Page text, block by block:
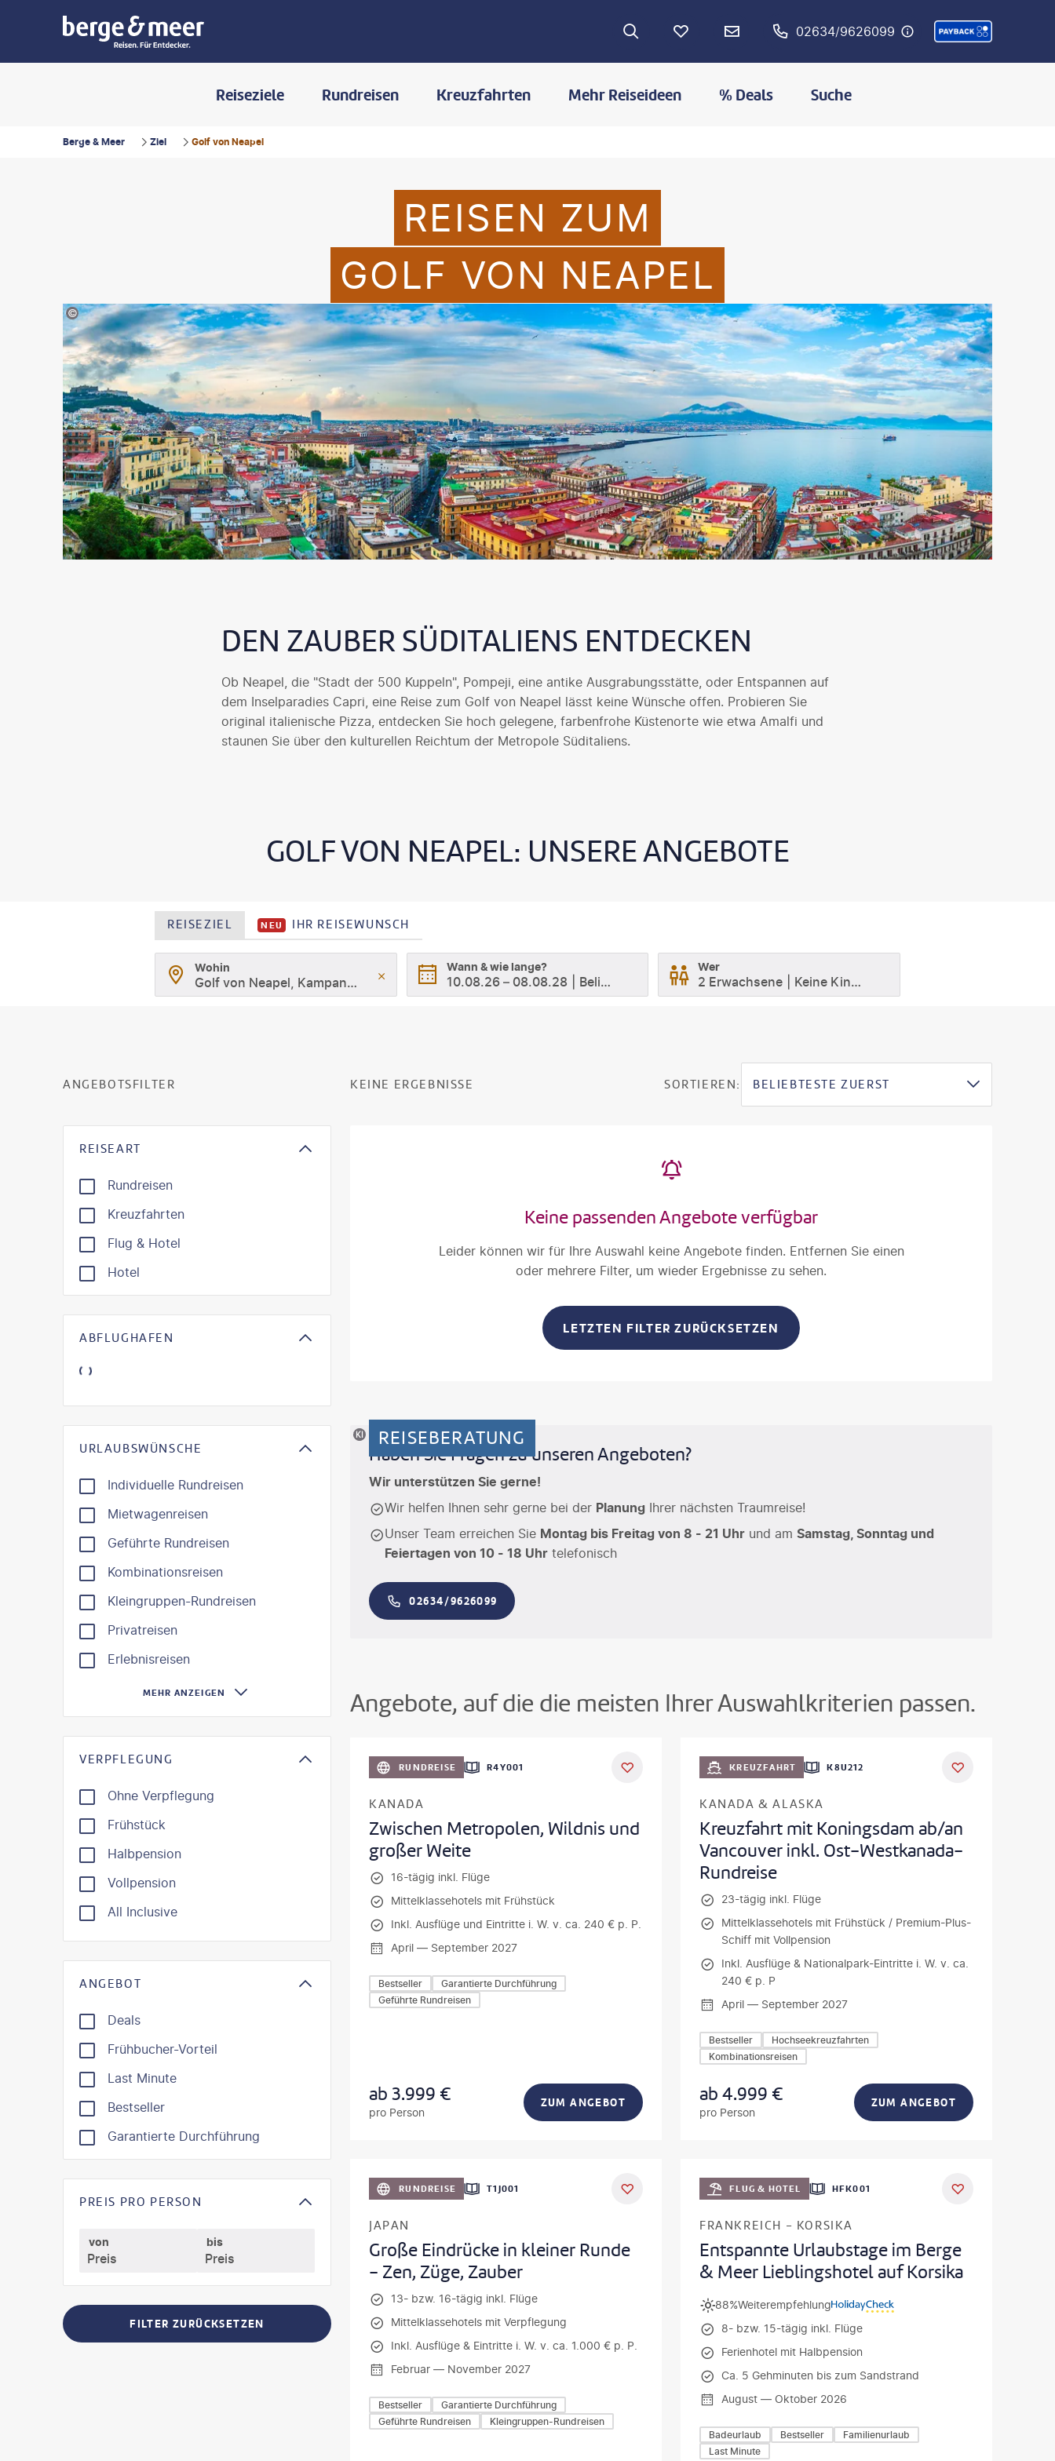
02634/9626099
Reiseziele Rundreisen Kreuzfahrten Mehr Reiseideen % Deals Suche
Berge & Meer Ziel Golf von Neapel
REISEN ZUM
GOLF VON NEAPEL
©SlavkoSereda-gty
DEN ZAUBER SÜDITALIENS ENTDECKEN
Ob Neapel, die "Stadt der 500 Kuppeln", Pompeji, eine antike Ausgrabungsstätte, oder Entspannen auf
dem Inselparadies Capri, eine Reise zum Golf von Neapel lässt keine Wünsche offen. Probieren Sie
original italienische Pizza, entdecken Sie hoch gelegene, farbenfrohe Küstenorte wie etwa Amalfi und
staunen Sie über den kulturellen Reichtum der Metropole Süditaliens.
GOLF VON NEAPEL: UNSERE ANGEBOTE
REISEZIEL NEU IHR REISEWUNSCH
Wohin
Golf von Neapel, Kampanien
Wann & wie lange?
10.08.26– 08.08.28 Beliebig
Wer
2 Erwachsene Keine Kinder
ANGEBOTSFILTER
REISEART
Rundreisen
Kreuzfahrten
Flug & Hotel
Hotel
ABFLUGHAFEN
URLAUBSWÜNSCHE
Individuelle Rundreisen
Mietwagenreisen
Geführte Rundreisen
Kombinationsreisen
Kleingruppen-Rundreisen
Privatreisen
Erlebnisreisen
MEHR ANZEIGEN
VERPFLEGUNG
Ohne Verpflegung
Frühstück
Halbpension
Vollpension
All Inclusive
ANGEBOT
Deals
Frühbucher-Vorteil
Last Minute
Bestseller
Garantierte Durchführung
PREIS PRO PERSON
von bis
FILTER ZURÜCKSETZEN
KEINE ERGEBNISSE SORTIEREN: BELIEBTESTE ZUERST
Keine passenden Angebote verfügbar
Leider können wir für Ihre Auswahl keine Angebote finden. Entfernen Sie einen
oder mehrere Filter, um wieder Ergebnisse zu sehen.
LETZTEN FILTER ZURÜCKSETZEN
KI-generiertes MotivREISEBERATUNG
Haben Sie Fragen zu unseren Angeboten?
Wir unterstützen Sie gerne!
Wir helfen Ihnen sehr gerne bei der Planung Ihrer nächsten Traumreise!
Unser Team erreichen Sie Montag bis Freitag von 8 - 21 Uhr und am Samstag, Sonntag und
Feiertagen von 10 - 18 Uhr telefonisch
02634/9626099
Angebote, auf die die meisten Ihrer Auswahlkriterien passen.
RUNDREISE R4Y001
KANADA
Zwischen Metropolen, Wildnis und
großer Weite
16-tägig inkl. Flüge
Mittelklassehotels mit Frühstück
Inkl. Ausflüge und Eintritte i. W. v. ca. 240 € p. P.
April — September 2027
Bestseller
Garantierte Durchführung
Geführte Rundreisen
ab3.999 €
pro Person
ZUM ANGEBOT
KREUZFAHRT K8U212
KANADA & ALASKA
Kreuzfahrt mit Koningsdam ab/an
Vancouver inkl. Ost-Westkanada-
Rundreise
23-tägig inkl. Flüge
Mittelklassehotels mit Frühstück / Premium-Plus-
Schiff mit Vollpension
Inkl. Ausflüge & Nationalpark-Eintritte i. W. v. ca.
240 € p. P
April — September 2027
Bestseller
Hochseekreuzfahrten
Kombinationsreisen
ab4.999 €
pro Person
ZUM ANGEBOT
RUNDREISE T1J001
JAPAN
Große Eindrücke in kleiner Runde
- Zen, Züge, Zauber
13- bzw. 16-tägig inkl. Flüge
Mittelklassehotels mit Verpflegung
Inkl. Ausflüge & Eintritte i. W. v. ca. 1.000 € p. P.
Februar — November 2027
Bestseller
Garantierte Durchführung
Geführte Rundreisen
Kleingruppen-Rundreisen
DEAL
FLUG & HOTEL HFK001
FRANKREICH - KORSIKA
Entspannte Urlaubstage im Berge
& Meer Lieblingshotel auf Korsika
Weiterempfehlung
88%
8- bzw. 15-tägig inkl. Flüge
Ferienhotel mit Halbpension
Ca. 5 Gehminuten bis zum Sandstrand
August — Oktober 2026
Badeurlaub Bestseller
Familienurlaub
Last Minute